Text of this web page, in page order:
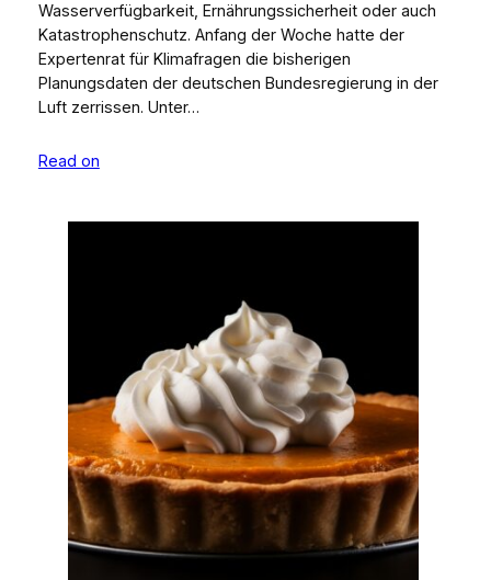
Wasserverfügbarkeit, Ernährungssicherheit oder auch
Katastrophenschutz. Anfang der Woche hatte der
Expertenrat für Klimafragen die bisherigen
Planungsdaten der deutschen Bundesregierung in der
Luft zerrissen. Unter…
Read on